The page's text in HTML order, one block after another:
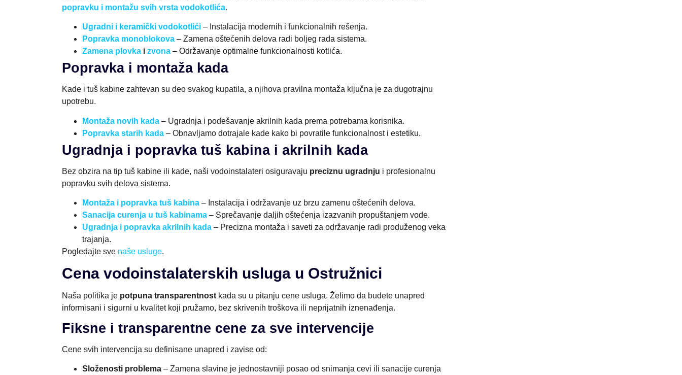
popravku i montažu svih vrsta vodokotlića.
Ugradni i keramički vodokotlići – Instalacija modernih i funkcionalnih rešenja.
Popravka monoblokova – Zamena oštećenih delova radi boljeg rada sistema.
Zamena plovka i zvona – Održavanje optimalne funkcionalnosti kotlića.
Popravka i montaža kada
Kade i tuš kabine zahtevan su deo svakog kupatila, a njihova pravilna montaža ključna je za dugotrajnu
upotrebu.
Montaža novih kada – Ugradnja i podešavanje akrilnih kada prema potrebama korisnika.
Popravka starih kada – Obnavljamo dotrajale kade kako bi povratile funkcionalnost i estetiku.
Ugradnja i popravka tuš kabina i akrilnih kada
Bez obzira na tip tuš kabine ili kade, naši vodoinstalateri osiguravaju preciznu ugradnju i profesionalnu
popravku svih delova sistema.
Montaža i popravka tuš kabina – Instalacija i održavanje uz brzu zamenu oštećenih delova.
Sanacija curenja u tuš kabinama – Sprečavanje daljih oštećenja izazvanih propuštanjem vode.
Ugradnja i popravka akrilnih kada – Precizna montaža i saveti za održavanje radi produženog veka
trajanja.
Pogledajte sve naše usluge.
Cena vodoinstalaterskih usluga u Ostružnici
Naša politika je potpuna transparentnostkada su u pitanju cene usluga. Želimo da budete unapred
informisani i sigurni u kvalitet koji pružamo, bez skrivenih troškova ili neprijatnih iznenađenja.
Fiksne i transparentne cene za sve intervencije
Cene svih intervencija su definisane unapred i zavise od:
Složenosti problema – Zamena slavine je jednostavniji posao od snimanja cevi ili sanacije curenja